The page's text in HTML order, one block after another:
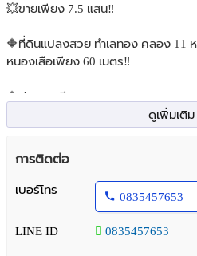
💥ขายเพียง 7.5 แสน‼️
🔶ที่ดินแปลงสวย ทำเลทอง คลอง 11
หนองเสือเพียง 60 เมตร‼️
🔶เข้าซอยเพียง 500 เมตร
🔶ถนนคอนกรีตสาธารณะ 8.75 เมตร
🔶น้ำประปา ไฟ้ฟา เพื่อนบ้านอยู่ในชุมชน
💥ฟรีทุกค่าใช้จ่ายในการโอน
สอบถามเพิ่มเติม
การติดต่อ
เบอร์โทร
0835457653
LINE ID 0835457653